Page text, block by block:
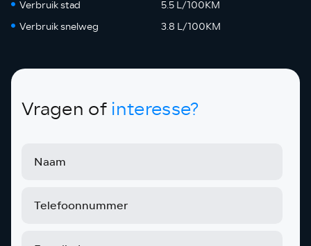
Verbruik stad
5.5 L/100KM
Verbruik snelweg
3.8 L/100KM
Vragen of interesse?